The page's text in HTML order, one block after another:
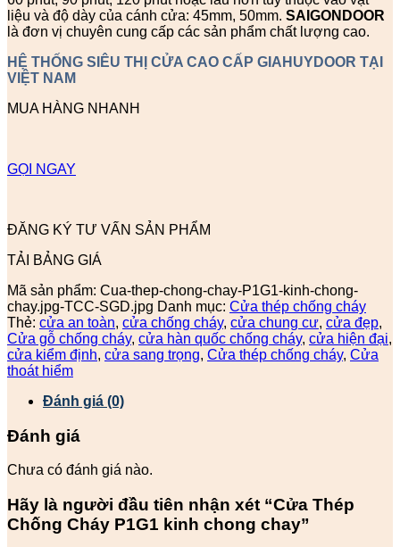
liệu và độ dày của cánh cửa: 45mm, 50mm. SAIGONDOOR
là đơn vị chuyên cung cấp các sản phẩm chất lượng cao.
HỆ THỐNG SIÊU THỊ CỬA CAO CẤP GIAHUYDOOR TẠI
VIỆT NAM
MUA HÀNG NHANH
GỌI NGAY
ĐĂNG KÝ TƯ VẤN SẢN PHẨM
TẢI BẢNG GIÁ
Mã sản phẩm: Cua-thep-chong-chay-P1G1-kinh-chong-
chay.jpg-TCC-SGD.jpg Danh mục: Cửa thép chống cháy
Thẻ: cửa an toàn, cửa chống cháy, cửa chung cư, cửa đẹp,
Cửa gỗ chống cháy, cửa hàn quốc chống cháy, cửa hiện đại,
cửa kiểm định, cửa sang trọng, Cửa thép chống cháy, Cửa
thoát hiểm
Đánh giá (0)
Đánh giá
Chưa có đánh giá nào.
Hãy là người đầu tiên nhận xét “Cửa Thép
Chống Cháy P1G1 kinh chong chay”